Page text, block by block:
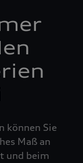
können Sie
Maß an
und beim